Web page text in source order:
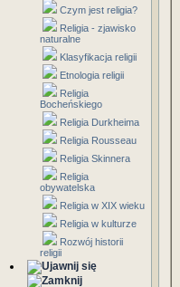
Czym jest religia?
Religia - zjawisko
naturalne
Klasyfikacja religii
Etnologia religii
Religia
Bocheńskiego
Religia Durkheima
Religia Rousseau
Religia Skinnera
Religia
obywatelska
Religia w XIX wieku
Religia w kulturze
Rozwój historii
religii